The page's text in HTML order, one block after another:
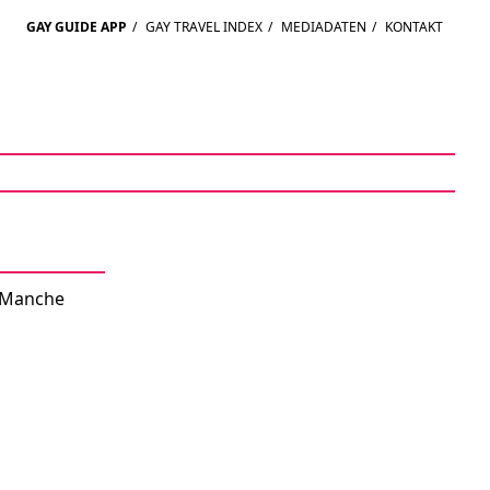
GAY GUIDE APP / GAY TRAVEL INDEX / MEDIADATEN / KONTAKT